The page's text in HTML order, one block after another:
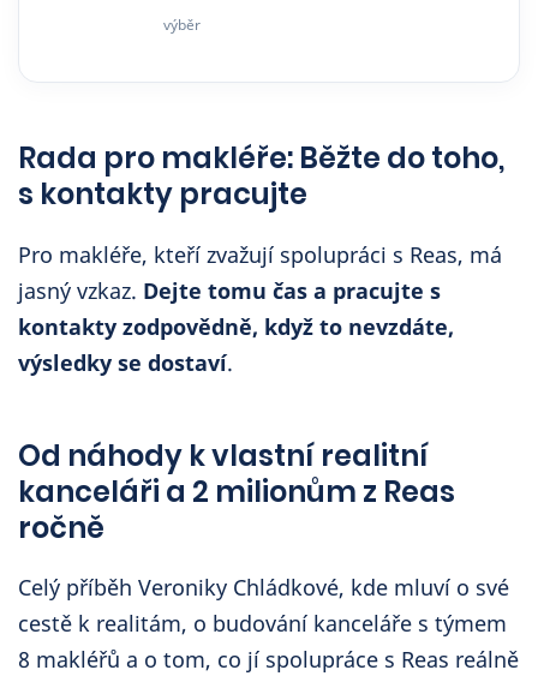
výběr
Rada pro makléře: Běžte do toho,
s kontakty pracujte
Pro makléře, kteří zvažují spolupráci s Reas, má
jasný vzkaz. Dejte tomu čas a pracujte s
kontakty zodpovědně, když to nevzdáte,
výsledky se dostaví.
Od náhody k vlastní realitní
kanceláři a 2 milionům z Reas
ročně
Celý příběh Veroniky Chládkové, kde mluví o své
cestě k realitám, o budování kanceláře s týmem
8 makléřů a o tom, co jí spolupráce s Reas reálně